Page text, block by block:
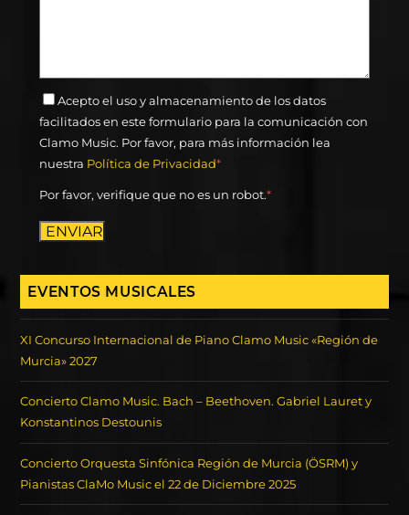
Acepto el uso y almacenamiento de los datos
facilitados en este formulario para la comunicación con
Clamo Music. Por favor, para más información lea
nuestra Política de Privacidad*
Por favor, verifique que no es un robot.*
ENVIAR
EVENTOS MUSICALES
XI Concurso Internacional de Piano Clamo Music «Región de
Murcia» 2027
Concierto Clamo Music. Bach – Beethoven. Gabriel Lauret y
Konstantinos Destounis
Concierto Orquesta Sinfónica Región de Murcia (ÖSRM) y
Pianistas ClaMo Music el 22 de Diciembre 2025